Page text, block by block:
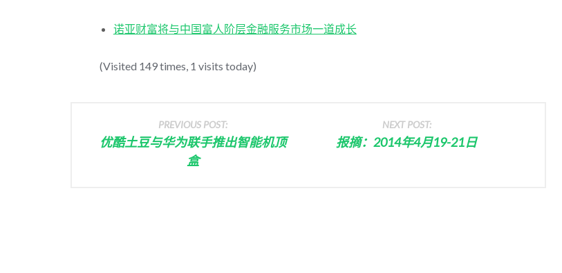
诺亚财富将与中国富人阶层金融服务市场一道成长
(Visited 149 times, 1 visits today)
PREVIOUS POST:
优酷土豆与华为联手推出智能机顶
盒
NEXT POST:
报摘：2014年4月19-21日